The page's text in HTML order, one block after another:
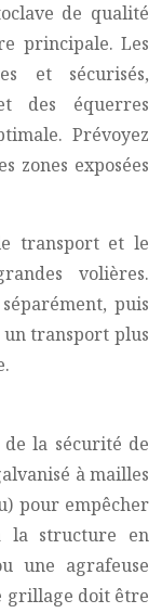
de qualité
principale. Les
et sécurisés,
des équerres
Prévoyez
zones exposées
transport et le
volières.
puis
un transport plus
la sécurité de
à mailles
pour empêcher
la structure en
une agrafeuse
grillage doit être